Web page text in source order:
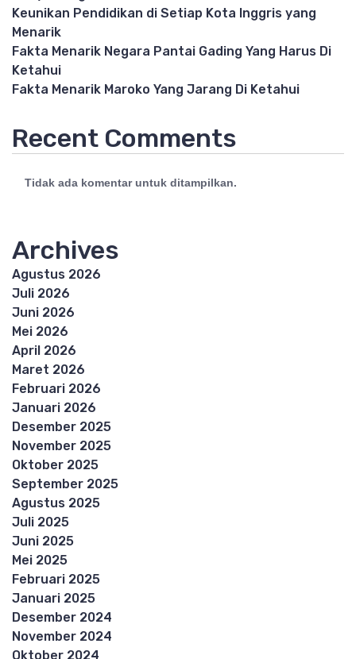
Keunikan Pendidikan di Setiap Kota Inggris yang
Menarik
Fakta Menarik Negara Pantai Gading Yang Harus Di
Ketahui
Fakta Menarik Maroko Yang Jarang Di Ketahui
Recent Comments
Tidak ada komentar untuk ditampilkan.
Archives
Agustus 2026
Juli 2026
Juni 2026
Mei 2026
April 2026
Maret 2026
Februari 2026
Januari 2026
Desember 2025
November 2025
Oktober 2025
September 2025
Agustus 2025
Juli 2025
Juni 2025
Mei 2025
Februari 2025
Januari 2025
Desember 2024
November 2024
Oktober 2024